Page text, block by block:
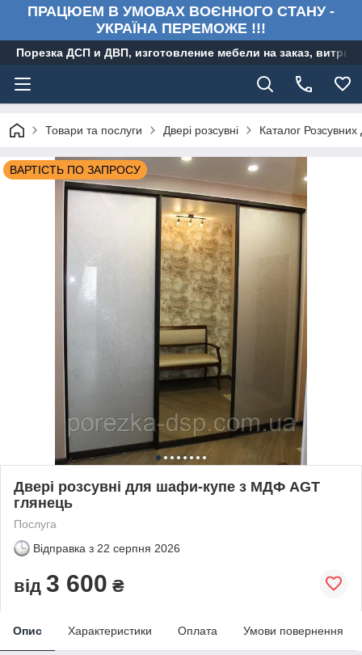
ПРАЦЮЕМ В УМОВАХ ВОЄННОГО СТАНУ -
УКРАЇНА ПЕРЕМОЖЕ !!!
Порезка ДСП и ДВП, изготовление мебели на заказ,
Товари та послуги Двері розсувні Каталог
ВАРТІСТЬ ПО ЗАПРОСУ
Двері розсувні для шафи-купе з МДФ AGT
глянець
Послуга
Відправка з 22 серпня 2026
від 3 600 ₴
Опис Характеристики Оплата Умови повернення